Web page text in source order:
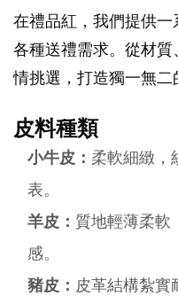
在禮品紅，我們提供
各種送禮需求。從材
情挑選，打造獨一無二
皮料種類
小牛皮： 柔軟細緻，
表。
羊皮： 質地輕薄柔軟
感。
豬皮： 皮革結構紮實